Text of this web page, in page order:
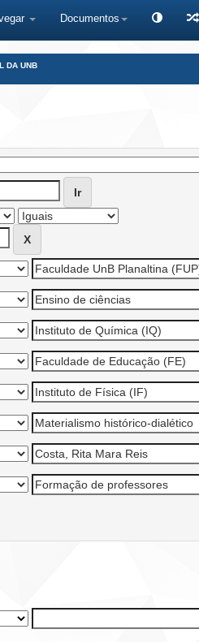
Documentos
DA UNB